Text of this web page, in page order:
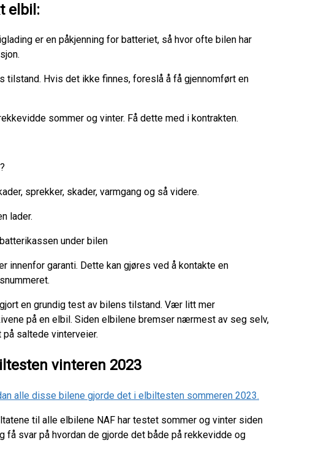
elbil:
er en påkjenning for batteriet, så hvor ofte bilen har
tilstand. Hvis det ikke finnes, foreslå å få gjennomført en
sommer og vinter. Få dette med i kontrakten.
sprekker, skader, varmgang og så videre.
lader.
batterikassen under bilen
innenfor garanti. Dette kan gjøres ved å kontakte en
en grundig test av bilens tilstand. Vær litt mer
på en elbil. Siden elbilene bremser nærmest av seg selv,
på saltede vinterveier.
vinteren 2023
alle disse bilene gjorde det i elbiltesten sommeren 2023.
til alle elbilene NAF har testet sommer og vinter siden
få svar på hvordan de gjorde det både på rekkevidde og